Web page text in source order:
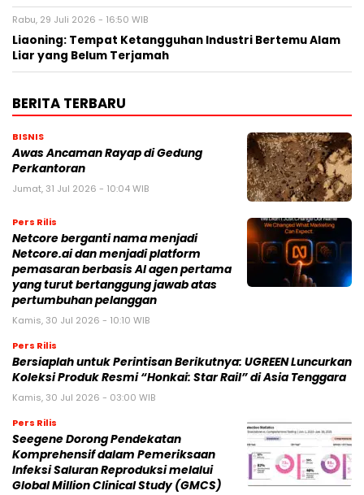
Rabu, 29 Juli 2026 - 16:50 WIB
Liaoning: Tempat Ketangguhan Industri Bertemu Alam
Liar yang Belum Terjamah
BERITA TERBARU
BISNIS
Awas Ancaman Rayap di Gedung
Perkantoran
Jumat, 31 Jul 2026 - 10:04 WIB
Pers Rilis
Netcore berganti nama menjadi
Netcore.ai dan menjadi platform
pemasaran berbasis AI agen pertama
yang turut bertanggung jawab atas
pertumbuhan pelanggan
Kamis, 30 Jul 2026 - 10:10 WIB
Pers Rilis
Bersiaplah untuk Perintisan Berikutnya: UGREEN Luncurkan
Koleksi Produk Resmi “Honkai: Star Rail” di Asia Tenggara
Kamis, 30 Jul 2026 - 03:00 WIB
Pers Rilis
Seegene Dorong Pendekatan
Komprehensif dalam Pemeriksaan
Infeksi Saluran Reproduksi melalui
Global Million Clinical Study (GMCS)